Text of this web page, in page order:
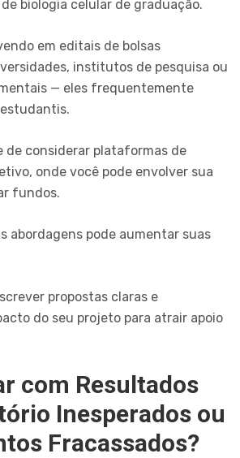
biologia celular de graduação.
em editais de bolsas
institutos de pesquisa ou
— eles frequentemente
de considerar plataformas de
onde você pode envolver sua
fundos.
abordagens pode aumentar suas
propostas claras e
do seu projeto para atrair apoio
com Resultados
Inesperados ou
Fracassados?